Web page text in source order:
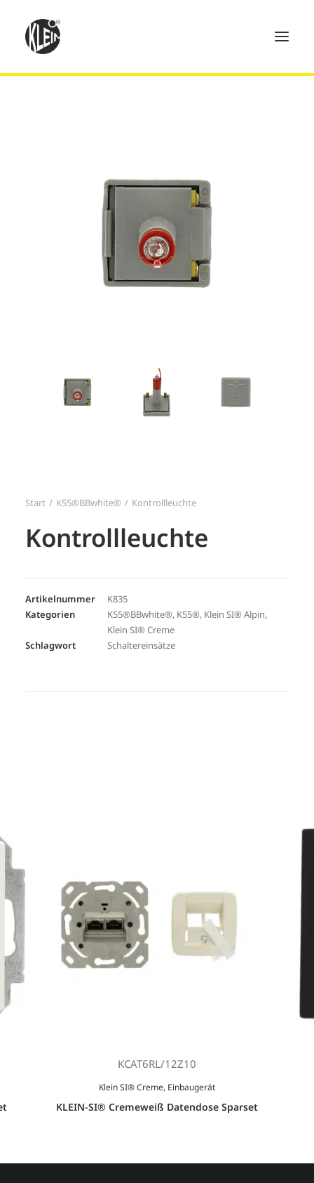
Technik
Händler
Über uns
Kontakt
Start K55®BBwhite® Kontrollleuchte
Kontrollleuchte
Artikelnummer
K835
Kategorien
K55®BBwhite®, K55®, Klein SI® Alpin,
Klein SI® Creme
Schlagwort
Schaltereinsätze
KCAT6RL/12Z10
Klein SI® Creme, Einbaugerät
KLEIN-SI® Cremeweiß Datendose Sparset